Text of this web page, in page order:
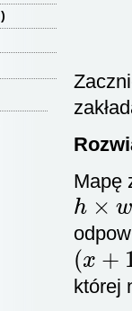
Mapę
h×w
(x+1,
której